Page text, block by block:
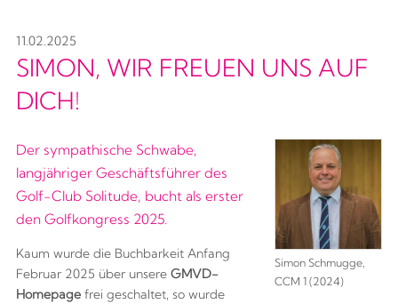
11.02.2025
SIMON, WIR FREUEN UNS AUF
DICH!
Der sympathische Schwabe,
langjähriger Geschäftsführer des
Golf-Club Solitude, bucht als erster
den Golfkongress 2025.
Kaum wurde die Buchbarkeit Anfang
Februar 2025 über unsere GMVD-
Homepagefrei geschaltet, so wurde
Simon Schmugge,
CCM 1 (2024)